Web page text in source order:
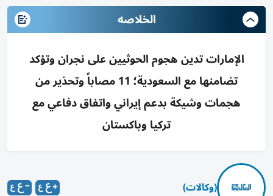
الخلاصه
الإمارات تدين هجوم الحوثيين على نجران وتؤكد
تضامنها مع السعودية؛ 11 مصاباً وتحذير من
هجمات وشيكة بدعم إيراني واتفاق دفاعي مع
تركيا وباكستان
(وكالات)